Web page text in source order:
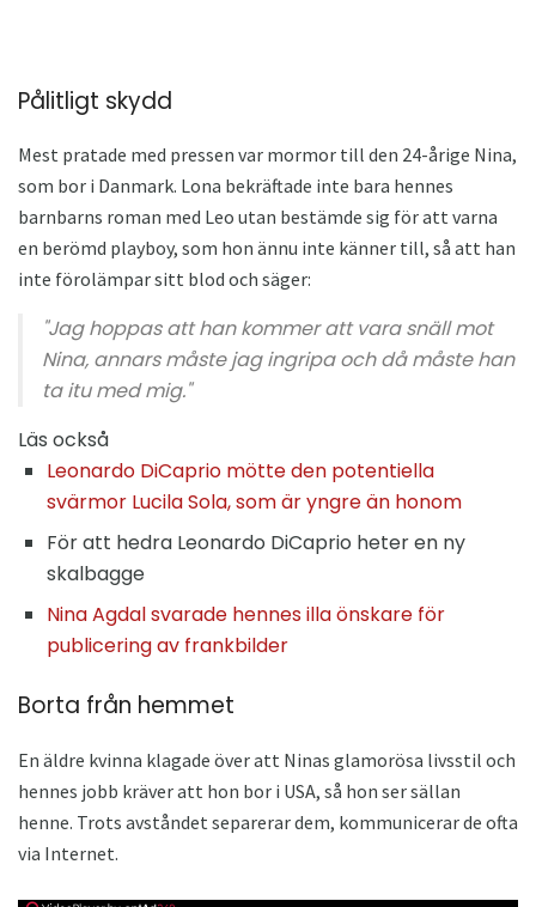
Pålitligt skydd
Mest pratade med pressen var mormor till den 24-årige Nina,
som bor i Danmark. Lona bekräftade inte bara hennes
barnbarns roman med Leo utan bestämde sig för att varna
en berömd playboy, som hon ännu inte känner till, så att han
inte förolämpar sitt blod och säger:
"Jag hoppas att han kommer att vara snäll mot
Nina, annars måste jag ingripa och då måste han
ta itu med mig."
Läs också
Leonardo DiCaprio mötte den potentiella
svärmor Lucila Sola, som är yngre än honom
För att hedra Leonardo DiCaprio heter en ny
skalbagge
Nina Agdal svarade hennes illa önskare för
publicering av frankbilder
Borta från hemmet
En äldre kvinna klagade över att Ninas glamorösa livsstil och
hennes jobb kräver att hon bor i USA, så hon ser sällan
henne. Trots avståndet separerar dem, kommunicerar de ofta
via Internet.